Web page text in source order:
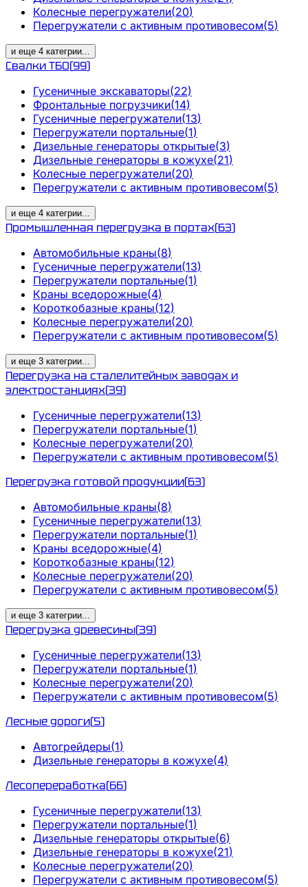
Колесные перегружатели(20)
Перегружатели с активным противовесом(5)
и еще 4 категрии...
Свалки ТБО(99)
Гусеничные экскаваторы(22)
Фронтальные погрузчики(14)
Гусеничные перегружатели(13)
Перегружатели портальные(1)
Дизельные генераторы открытые(3)
Дизельные генераторы в кожухе(21)
Колесные перегружатели(20)
Перегружатели с активным противовесом(5)
и еще 4 категрии...
Промышленная перегрузка в портах(63)
Автомобильные краны(8)
Гусеничные перегружатели(13)
Перегружатели портальные(1)
Краны вседорожные(4)
Короткобазные краны(12)
Колесные перегружатели(20)
Перегружатели с активным противовесом(5)
и еще 3 категрии...
Перегрузка на сталелитейных заводах и
электростанциях(39)
Гусеничные перегружатели(13)
Перегружатели портальные(1)
Колесные перегружатели(20)
Перегружатели с активным противовесом(5)
Перегрузка готовой продукции(63)
Автомобильные краны(8)
Гусеничные перегружатели(13)
Перегружатели портальные(1)
Краны вседорожные(4)
Короткобазные краны(12)
Колесные перегружатели(20)
Перегружатели с активным противовесом(5)
и еще 3 категрии...
Перегрузка древесины(39)
Гусеничные перегружатели(13)
Перегружатели портальные(1)
Колесные перегружатели(20)
Перегружатели с активным противовесом(5)
Лесные дороги(5)
Автогрейдеры(1)
Дизельные генераторы в кожухе(4)
Лесопереработка(66)
Гусеничные перегружатели(13)
Перегружатели портальные(1)
Дизельные генераторы открытые(6)
Дизельные генераторы в кожухе(21)
Колесные перегружатели(20)
Перегружатели с активным противовесом(5)